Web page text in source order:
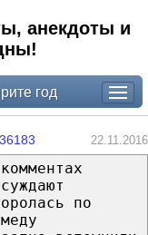
анекдоты и
год
22.11.2016
по